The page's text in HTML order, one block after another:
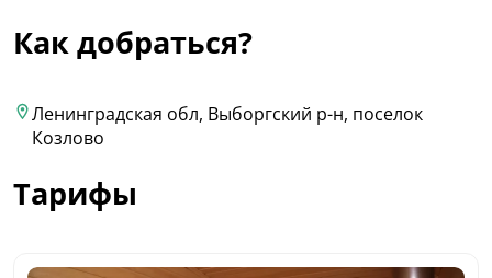
Как добраться?
Ленинградская обл, Выборгский р-н, поселок
Козлово
Тарифы